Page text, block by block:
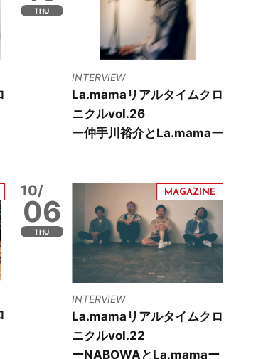
THU
INTERVIEW
La.mamaリアルタイムクロ
ニクルvol.26
ー仲手川裕介とLa.mamaー
10/
06
THU
INTERVIEW
La.mamaリアルタイムクロ
ニクルvol.22
ーNABOWAとLa.mamaー